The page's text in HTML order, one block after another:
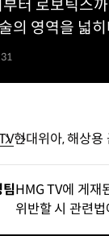
터 로보틱스
의 영역을 넓
현대위아, 해상용
HMG TV에 게재
위반할 시 관련